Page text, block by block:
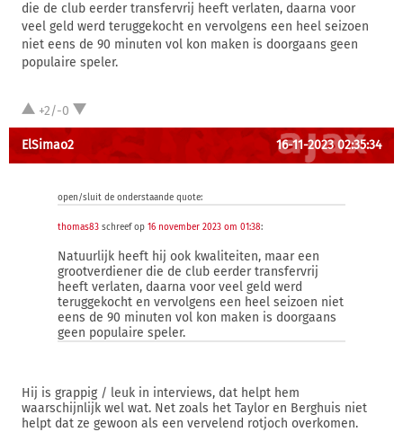
die de club eerder transfervrij heeft verlaten, daarna voor
veel geld werd teruggekocht en vervolgens een heel seizoen
niet eens de 90 minuten vol kon maken is doorgaans geen
populaire speler.
+2/-0
ElSimao2 16-11-2023 02:35:34
open/sluit de onderstaande quote:
thomas83 schreef op 16 november 2023 om 01:38:
Natuurlijk heeft hij ook kwaliteiten, maar een
grootverdiener die de club eerder transfervrij
heeft verlaten, daarna voor veel geld werd
teruggekocht en vervolgens een heel seizoen niet
eens de 90 minuten vol kon maken is doorgaans
geen populaire speler.
Hij is grappig / leuk in interviews, dat helpt hem
waarschijnlijk wel wat. Net zoals het Taylor en Berghuis niet
helpt dat ze gewoon als een vervelend rotjoch overkomen.